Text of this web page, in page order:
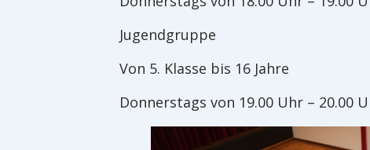
Jugendgruppe
Von 5. Klasse bis 16 Jahre
Donnerstags von 19.00 Uhr – 20.00